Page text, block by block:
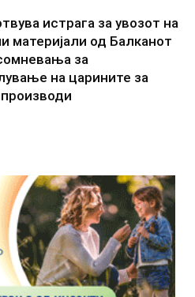
истрага за увозот на
материјали од Балканот
за
на царините за